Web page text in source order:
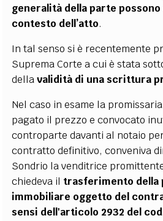
generalità della parte possono
contesto dell’atto.
In tal senso si è recentemente
Suprema Corte a cui è stata
dellavalidità di una scrittura
Nel caso in esame la
pagato il prezzo e convocato
controparte davanti al notaio
contratto definitivo, conveniva
Sondrio la venditrice
chiedeva il trasferimento della
immobiliare oggetto del
sensi dell'articolo 2932 del